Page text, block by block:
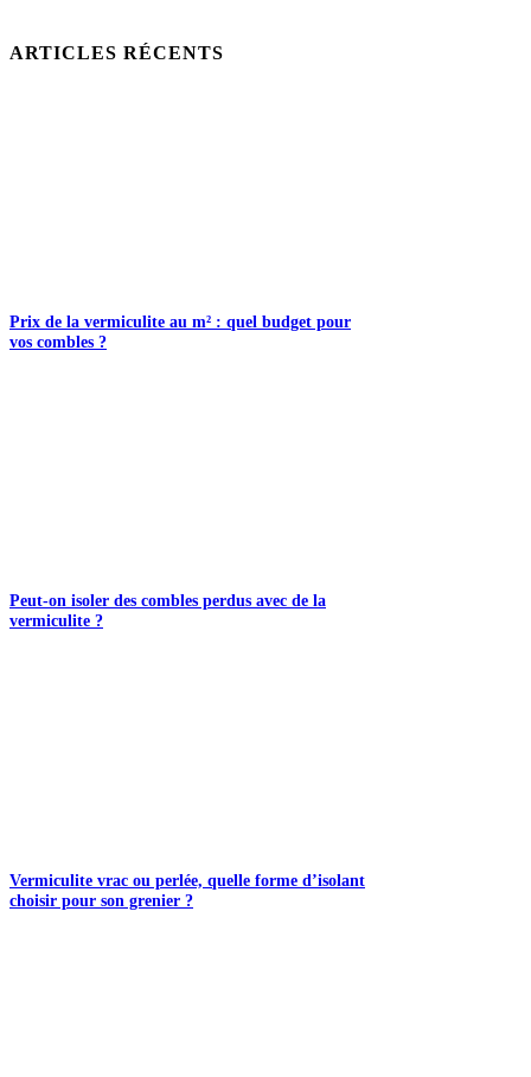
ARTICLES RÉCENTS
Prix de la vermiculite au m² : quel budget pour
vos combles ?
Peut-on isoler des combles perdus avec de la
vermiculite ?
Vermiculite vrac ou perlée, quelle forme d’isolant
choisir pour son grenier ?